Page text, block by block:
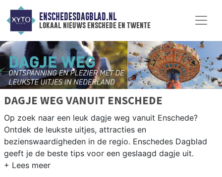
ENSCHEDESDAGBLAD.NL
lokaal nieuws enschede en twente
DAGJE WEG VANUIT ENSCHEDE
Op zoek naar een leuk dagje weg vanuit Enschede?
Ontdek de leukste uitjes, attracties en
bezienswaardigheden in de regio. Enschedes Dagblad
geeft je de beste tips voor een geslaagd dagje uit.